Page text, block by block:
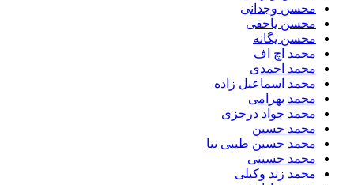
محسن وجدانی
محسن یاحقی
محسن یگانه
محمد اچ اف
محمد احمدی
محمد اسماعیل زاده
محمد بهرامی
محمد جواد درجزی
محمد حسین
محمد حسین طیبی نیا
محمد حسینی
محمد زند وکیلی